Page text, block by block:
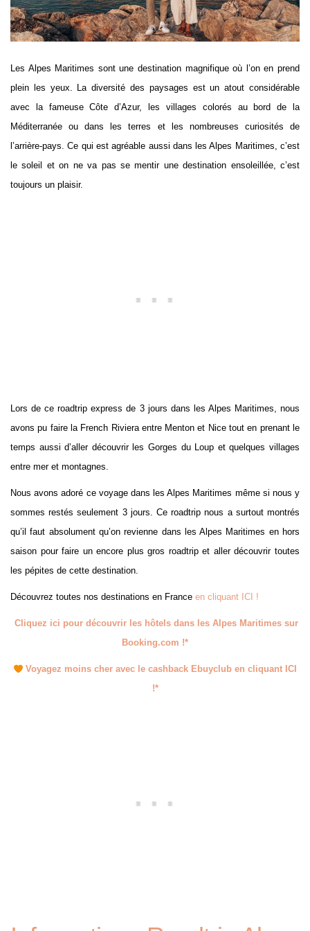
Les Alpes Maritimes sont une destination magnifique où l’on en prend
plein les yeux. La diversité des paysages est un atout considérable
avec la fameuse Côte d’Azur, les villages colorés au bord de la
Méditerranée ou dans les terres et les nombreuses curiosités de
l’arrière-pays. Ce qui est agréable aussi dans les Alpes Maritimes, c’est
le soleil et on ne va pas se mentir une destination ensoleillée, c’est
toujours un plaisir.
Lors de ce roadtrip express de 3 jours dans les Alpes Maritimes, nous
avons pu faire la French Riviera entre Menton et Nice tout en prenant le
temps aussi d’aller découvrir les Gorges du Loup et quelques villages
entre mer et montagnes.
Nous avons adoré ce voyage dans les Alpes Maritimes même si nous y
sommes restés seulement 3 jours. Ce roadtrip nous a surtout montrés
qu’il faut absolument qu’on revienne dans les Alpes Maritimes en hors
saison pour faire un encore plus gros roadtrip et aller découvrir toutes
les pépites de cette destination.
Découvrez toutes nos destinations en France en cliquant ICI !
Cliquez ici pour découvrir les hôtels dans les Alpes Maritimes sur
Booking.com !*
Voyagez moins cher avec le cashback Ebuyclub en cliquant ICI
!*